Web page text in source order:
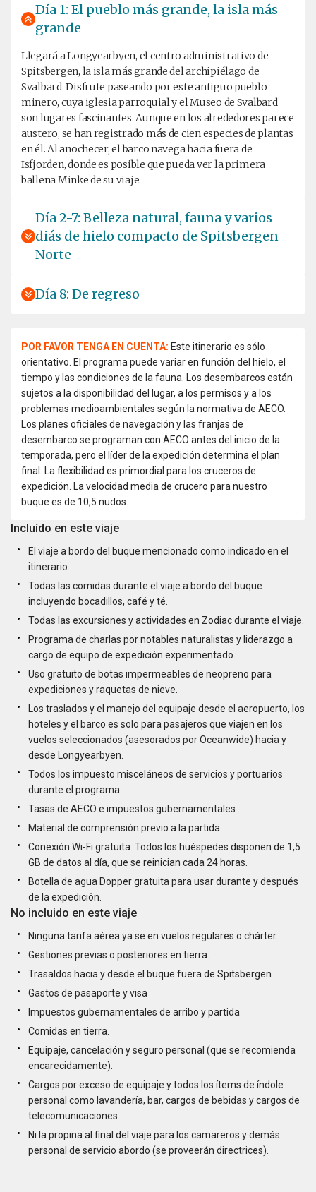
Día 1: El pueblo más grande, la isla más
grande
Llegará a Longyearbyen, el centro administrativo de
Spitsbergen, la isla más grande del archipiélago de
Svalbard. Disfrute paseando por este antiguo pueblo
minero, cuya iglesia parroquial y el Museo de Svalbard
son lugares fascinantes. Aunque en los alrededores parece
austero, se han registrado más de cien especies de plantas
en él. Al anochecer, el barco navega hacia fuera de
Isfjorden, donde es posible que pueda ver la primera
ballena Minke de su viaje.
Día 2-7: Belleza natural, fauna y varios
diás de hielo compacto de Spitsbergen
Norte
Día 8: De regreso
POR FAVOR TENGA EN CUENTA: Este itinerario es sólo
orientativo. El programa puede variar en función del hielo, el
tiempo y las condiciones de la fauna. Los desembarcos están
sujetos a la disponibilidad del lugar, a los permisos y a los
problemas medioambientales según la normativa de AECO.
Los planes oficiales de navegación y las franjas de
desembarco se programan con AECO antes del inicio de la
temporada, pero el líder de la expedición determina el plan
final. La flexibilidad es primordial para los cruceros de
expedición. La velocidad media de crucero para nuestro
buque es de 10,5 nudos.
Incluído en este viaje
El viaje a bordo del buque mencionado como indicado en el
itinerario.
Todas las comidas durante el viaje a bordo del buque
incluyendo bocadillos, café y té.
Todas las excursiones y actividades en Zodiac durante el viaje.
Programa de charlas por notables naturalistas y liderazgo a
cargo de equipo de expedición experimentado.
Uso gratuito de botas impermeables de neopreno para
expediciones y raquetas de nieve.
Los traslados y el manejo del equipaje desde el aeropuerto, los
hoteles y el barco es solo para pasajeros que viajen en los
vuelos seleccionados (asesorados por Oceanwide) hacia y
desde Longyearbyen.
Todos los impuesto misceláneos de servicios y portuarios
durante el programa.
Tasas de AECO e impuestos gubernamentales
Material de comprensión previo a la partida.
Conexión Wi-Fi gratuita. Todos los huéspedes disponen de 1,5
GB de datos al día, que se reinician cada 24 horas.
Botella de agua Dopper gratuita para usar durante y después
de la expedición.
No incluido en este viaje
Ninguna tarifa aérea ya se en vuelos regulares o chárter.
Gestiones previas o posteriores en tierra.
Trasaldos hacia y desde el buque fuera de Spitsbergen
Gastos de pasaporte y visa
Impuestos gubernamentales de arribo y partida
Comidas en tierra.
Equipaje, cancelación y seguro personal (que se recomienda
encarecidamente).
Cargos por exceso de equipaje y todos los ítems de índole
personal como lavandería, bar, cargos de bebidas y cargos de
telecomunicaciones.
Ni la propina al final del viaje para los camareros y demás
personal de servicio abordo (se proveerán directrices).